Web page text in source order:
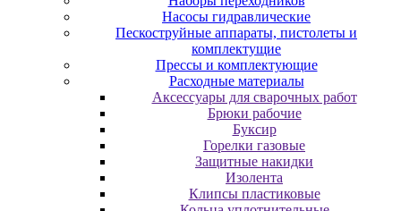
Насосы гидравлические
Пескоструйные аппараты, пистолеты и
комплектущие
Прессы и комплектующие
Расходные материалы
Аксессуары для сварочных работ
Брюки рабочие
Буксир
Горелки газовые
Защитные накидки
Изолента
Клипсы пластиковые